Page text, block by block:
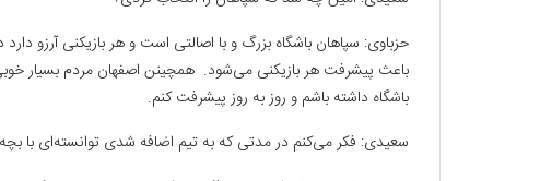
حزباوی: سپاهان باشگاه بزرگ و با اصالتی است و هر بازیکنی آرزو
باعث پیشرفت هر بازیکنی می‌شود. همچینن اصفهان مردم بسیار خوبی
باشگاه داشته باشم و روز به روز پیشرفت کنم.
سعیدی: فکر می‌کنم در مدتی که به تیم اضافه شدی توانسته‌ای با